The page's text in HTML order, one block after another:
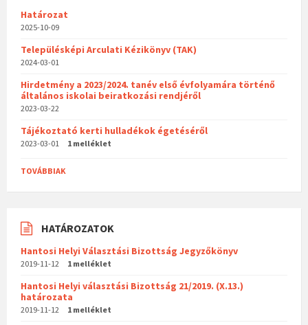
Határozat
2025-10-09
Településképi Arculati Kézikönyv (TAK)
2024-03-01
Hirdetmény a 2023/2024. tanév első évfolyamára történő
általános iskolai beiratkozási rendjéről
2023-03-22
Tájékoztató kerti hulladékok égetéséről
2023-03-01 1 melléklet
TOVÁBBIAK
HATÁROZATOK
Hantosi Helyi Választási Bizottság Jegyzőkönyv
2019-11-12 1 melléklet
Hantosi Helyi választási Bizottság 21/2019. (X.13.)
határozata
2019-11-12 1 melléklet